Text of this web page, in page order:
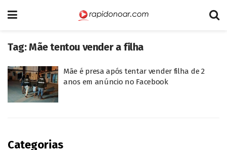
Tag:Mãe tentou vender a filha
Mãe é presa após tentar vender filha de 2
anos em anúncio no Facebook
Categorias